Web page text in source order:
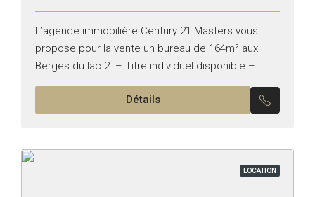
L’agence immobilière Century 21 Masters vous
propose pour la vente un bureau de 164m² aux
Berges du lac 2. – Titre individuel disponible –
Superficie : 164m² – Deux Terrasse : 44m²...
Détails
LOCATION